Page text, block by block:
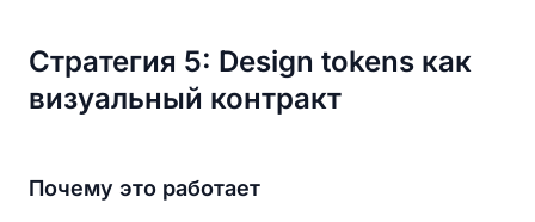
Стратегия 5: Design tokens как
визуальный контракт
Почему это работает